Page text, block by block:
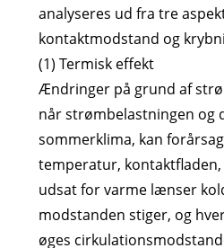
analyseres ud fra tre
kontaktmodstand og
(1) Termisk effekt
Ændringer på grund af
når strømbelastningen og
sommerklima, kan
temperatur,
udsat for varme lænser
modstanden stiger, og
øges